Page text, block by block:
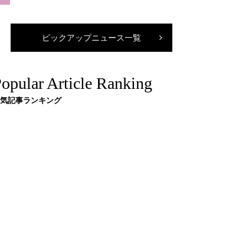
ピックアップニュース一覧
Article Ranking
記事ランキング